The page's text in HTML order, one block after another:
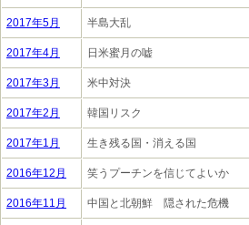
2017年5月 半島大乱
2017年4月 日米蜜月の嘘
2017年3月 米中対決
2017年2月 韓国リスク
2017年1月 生き残る国・消える国
2016年12月 笑うプーチンを信じてよいか
2016年11月 中国と北朝鮮 隠された危機